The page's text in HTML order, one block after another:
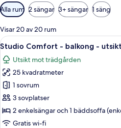
Tillgängliga
filter
för
rum
Alla rum 2 sängar 3+ sängar 1 säng
Visar 20 av 20 rum
Öppna
alla
foton
för
Studio
Comfort
-
balkong
4
Studio Comfort - balkong -
Utsikt mot trädgården
25 kvadratmeter
1 sovrum
3 sovplatser
2 enkelsängar och 1 bäddsoffa
Gratis wi-fi